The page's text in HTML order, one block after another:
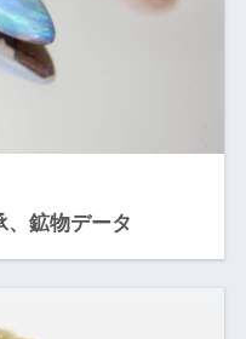
、鉱物データ